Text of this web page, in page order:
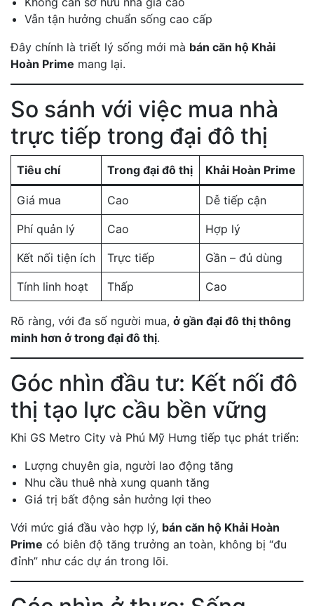
Vẫn tận hưởng chuẩn sống cao cấp
Đây chính là triết lý sống mới mà bán căn hộ Khải
Hoàn Prime mang lại.
So sánh với việc mua nhà
trực tiếp trong đại đô thị
Tiêu chí Trong đại đô thị Khải Hoàn Prime
Giá mua Cao Dễ tiếp cận
Phí quản lý Cao Hợp lý
Kết nối tiện ích Trực tiếp Gần – đủ dùng
Tính linh hoạt Thấp Cao
Rõ ràng, với đa số người mua, ở gần đại đô thị thông
minh hơn ở trong đại đô thị.
Góc nhìn đầu tư: Kết nối đô
thị tạo lực cầu bền vững
Khi GS Metro City và Phú Mỹ Hưng tiếp tục phát triển:
Lượng chuyên gia, người lao động tăng
Nhu cầu thuê nhà xung quanh tăng
Giá trị bất động sản hưởng lợi theo
Với mức giá đầu vào hợp lý, bán căn hộ Khải Hoàn
Prime có biên độ tăng trưởng an toàn, không bị “đu
đỉnh” như các dự án trong lõi.